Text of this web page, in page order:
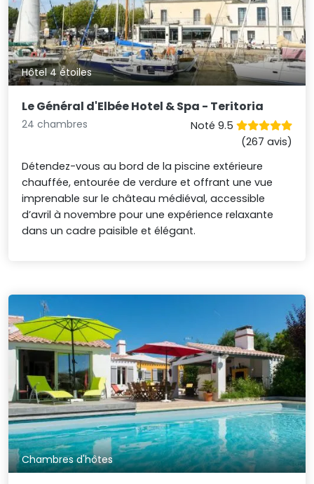
Hôtel 4 étoiles
Le Général d'Elbée Hotel & Spa - Teritoria
24 chambres
Noté 9.5
(267 avis)
Détendez-vous au bord de la piscine extérieure
chauffée, entourée de verdure et offrant une vue
imprenable sur le château médiéval, accessible
d’avril à novembre pour une expérience relaxante
dans un cadre paisible et élégant.
Chambres d'hôtes